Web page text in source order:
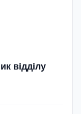
відділу